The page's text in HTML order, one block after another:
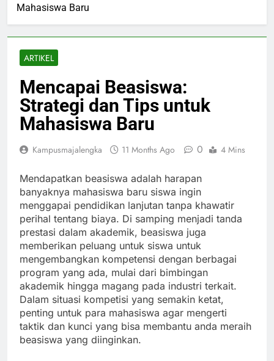
Mahasiswa Baru
ARTIKEL
Mencapai Beasiswa:
Strategi dan Tips untuk
Mahasiswa Baru
Kampusmajalengka 11 Months Ago 0 4 Mins
Mendapatkan beasiswa adalah harapan
banyaknya mahasiswa baru siswa ingin
menggapai pendidikan lanjutan tanpa khawatir
perihal tentang biaya. Di samping menjadi tanda
prestasi dalam akademik, beasiswa juga
memberikan peluang untuk siswa untuk
mengembangkan kompetensi dengan berbagai
program yang ada, mulai dari bimbingan
akademik hingga magang pada industri terkait.
Dalam situasi kompetisi yang semakin ketat,
penting untuk para mahasiswa agar mengerti
taktik dan kunci yang bisa membantu anda meraih
beasiswa yang diinginkan.